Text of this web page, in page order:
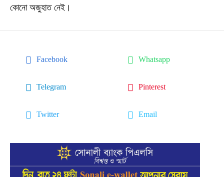
কোনো অজুহাত নেই।
Facebook Whatsapp
Telegram Pinterest
Twitter Email